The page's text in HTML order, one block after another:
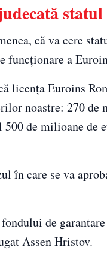
că va cere
funcționare a
licența Euroins
noastre: 270
de milioane de
în care se va
de
Assen Hristov.